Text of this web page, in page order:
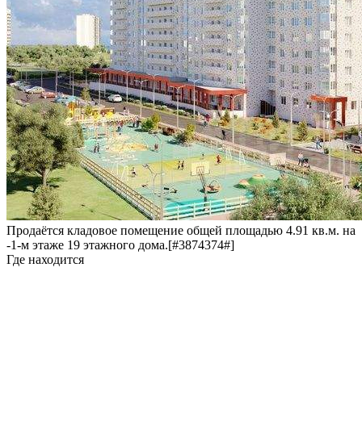
Продаётся кладовое помещение общей площадью 4.91 кв.м. на
-1-м этаже 19 этажного дома.[#3874374#]
Где находится